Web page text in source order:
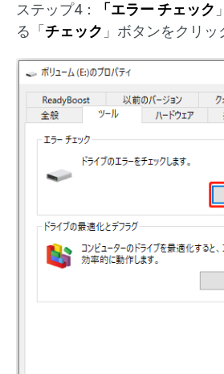
ステップ4： 「エラー チェック
る「 チェック 」ボタンをクリッ